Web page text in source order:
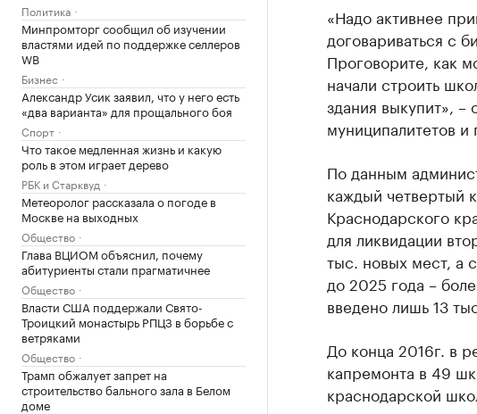
Политика
Минпромторг сообщил об изучении
властями идей по поддержке селлеров
WB
Бизнес
Александр Усик заявил, что у него есть
«два варианта» для прощального боя
Спорт
Что такое медленная жизнь и какую
роль в этом играет дерево
РБК и Старквуд
Метеоролог рассказала о погоде в
Москве на выходных
Общество
Глава ВЦИОМ объяснил, почему
абитуриенты стали прагматичнее
Общество
Власти США поддержали Свято-
Троицкий монастырь РПЦЗ в борьбе с
ветряками
Общество
Трамп обжалует запрет на
строительство бального зала в Белом
доме
«Надо активнее
договариваться с
Проговорите, как
начали строить
здания выкупит», –
муниципалитетов и
По данным
каждый четвертый
Краснодарского
для ликвидации
тыс. новых мест, а
до 2025 года –
введено лишь 13
До конца 2016г. в
капремонта в 49
краснодарской